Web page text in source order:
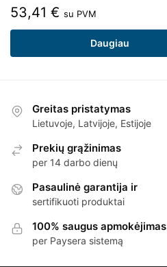
53,41 € su PVM
Daugiau
Greitas pristatymas
Lietuvoje, Latvijoje, Estijoje
Prekių grąžinimas
per 14 darbo dienų
Pasaulinė garantija ir
sertifikuoti produktai
100% saugus apmokėjimas
per Paysera sistemą